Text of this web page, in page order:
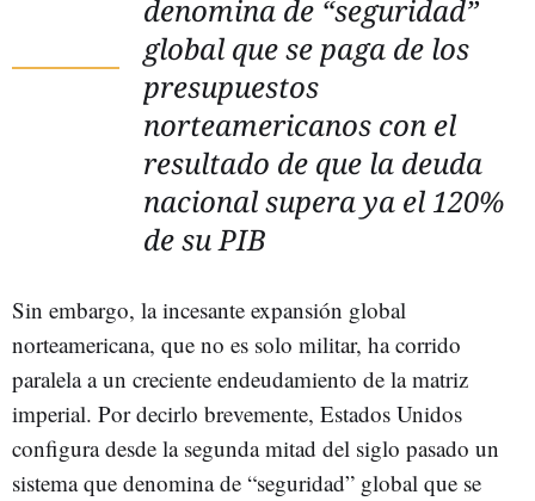
denomina de “seguridad”
global que se paga de los
presupuestos
norteamericanos con el
resultado de que la deuda
nacional supera ya el 120%
de su PIB
Sin embargo, la incesante expansión global
norteamericana, que no es solo militar, ha corrido
paralela a un creciente endeudamiento de la matriz
imperial. Por decirlo brevemente, Estados Unidos
configura desde la segunda mitad del siglo pasado un
sistema que denomina de “seguridad” global que se